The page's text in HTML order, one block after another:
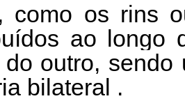
como os rins
ao longo
do outro, sendo
bilateral .